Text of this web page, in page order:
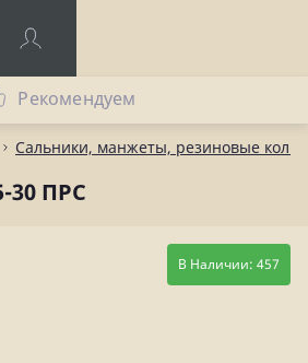
Сальники, манжеты, резиновые
30 ПРС
Рекомендуем
В Наличии: 457